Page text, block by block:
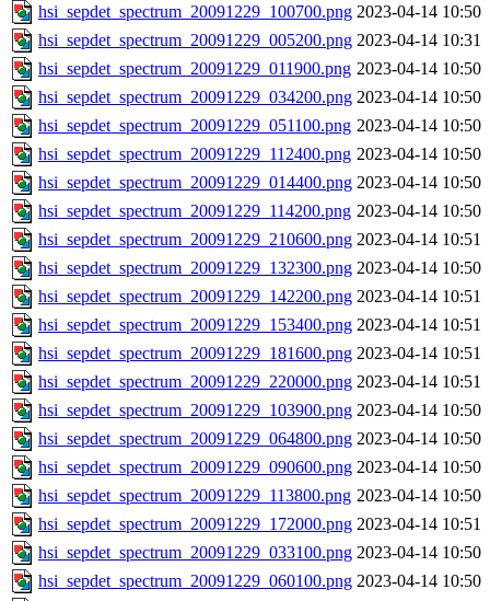
hsi_sepdet_spectrum_20091229_100700.png 2023-04-14 10:50
hsi_sepdet_spectrum_20091229_005200.png 2023-04-14 10:31
hsi_sepdet_spectrum_20091229_011900.png 2023-04-14 10:50
hsi_sepdet_spectrum_20091229_034200.png 2023-04-14 10:50
hsi_sepdet_spectrum_20091229_051100.png 2023-04-14 10:50
hsi_sepdet_spectrum_20091229_112400.png 2023-04-14 10:50
hsi_sepdet_spectrum_20091229_014400.png 2023-04-14 10:50
hsi_sepdet_spectrum_20091229_114200.png 2023-04-14 10:50
hsi_sepdet_spectrum_20091229_210600.png 2023-04-14 10:51
hsi_sepdet_spectrum_20091229_132300.png 2023-04-14 10:50
hsi_sepdet_spectrum_20091229_142200.png 2023-04-14 10:51
hsi_sepdet_spectrum_20091229_153400.png 2023-04-14 10:51
hsi_sepdet_spectrum_20091229_181600.png 2023-04-14 10:51
hsi_sepdet_spectrum_20091229_220000.png 2023-04-14 10:51
hsi_sepdet_spectrum_20091229_103900.png 2023-04-14 10:50
hsi_sepdet_spectrum_20091229_064800.png 2023-04-14 10:50
hsi_sepdet_spectrum_20091229_090600.png 2023-04-14 10:50
hsi_sepdet_spectrum_20091229_113800.png 2023-04-14 10:50
hsi_sepdet_spectrum_20091229_172000.png 2023-04-14 10:51
hsi_sepdet_spectrum_20091229_033100.png 2023-04-14 10:50
hsi_sepdet_spectrum_20091229_060100.png 2023-04-14 10:50